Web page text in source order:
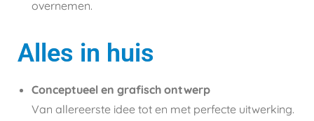
overnemen.
Alles in huis
Conceptueel en grafisch ontwerp
Van allereerste idee tot en met perfecte uitwerking.